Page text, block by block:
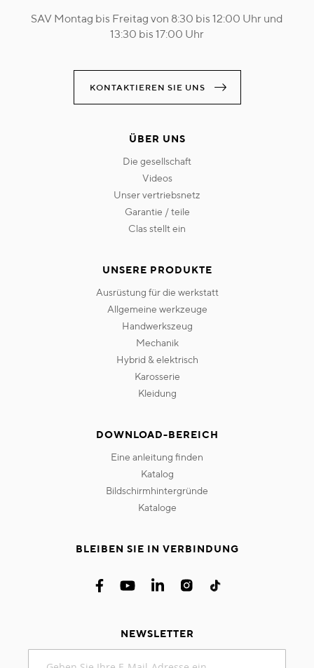
SAV Montag bis Freitag von 8:30 bis 12:00 Uhr und
13:30 bis 17:00 Uhr
KONTAKTIEREN SIE UNS
ÜBER UNS
die gesellschaft
videos
unser vertriebsnetz
garantie / teile
clas stellt ein
UNSERE PRODUKTE
ausrüstung für die werkstatt
allgemeine werkzeuge
handwerkszeug
mechanik
hybrid & elektrisch
karosserie
kleidung
DOWNLOAD-BEREICH
eine anleitung finden
katalog
bildschirmhintergründe
kataloge
BLEIBEN SIE IN VERBINDUNG
NEWSLETTER